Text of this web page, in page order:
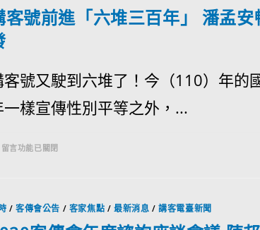
客號前進「六堆三百年」 潘孟
客號又駛到六堆了！今（110）年的
一樣宣傳性別平等之外，...
留言功能已關閉
/客傳會公告 / 客家焦點 /最新消息 /講客電臺新聞